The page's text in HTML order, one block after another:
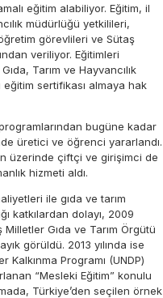
eğitim alabiliyor. Eğitim, il
müdürlüğü yetkilileri,
görevlileri ve Sütaş
veriliyor. Eğitimleri
Tarım ve Hayvancılık
eğitim sertifikası almaya hak
bugüne kadar
üretici ve öğrenci yararlandı.
üzerinde çiftçi ve girişimci de
hizmeti aldı.
ile gıda ve tarım
katkılardan dolayı, 2009
Milletler Gıda ve Tarım Örgütü
görüldü. 2013 yılında ise
Kalkınma Programı (UNDP)
“Mesleki Eğitim” konulu
Türkiye’den seçilen örnek